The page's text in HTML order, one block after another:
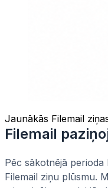
Jaunākās Filemail
Filemail
Pēc sākotnējā
Filemail ziņu plūsmu.